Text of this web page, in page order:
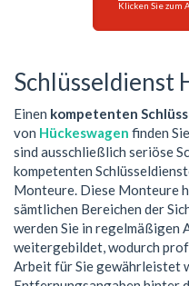
Klicken Sie zum
Schlüsseldienst
Einen kompetenten
von Hückeswagen finden
sind ausschließlich seriöse
kompetenten
Monteure. Diese Monteure
sämtlichen Bereichen der
werden Sie in regelmäßigen
weitergebildet, wodurch
Arbeit für Sie gewährleistet